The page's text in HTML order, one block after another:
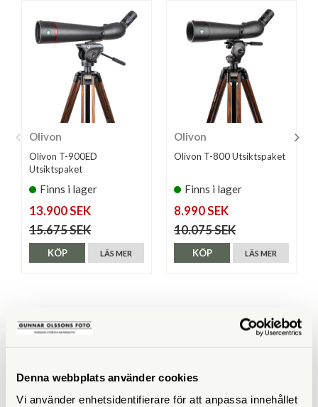
Denna webbplats använder cookies
Vi använder enhetsidentifierare för att anpassa innehållet
Olivon
Olivon T-900ED
Utsiktspaket
Finns i lager
13.900 SEK
15.675 SEK
LÄS MER
KÖP
Olivon
Olivon T-800 Utsiktspaket
Finns i lager
8.990 SEK
10.075 SEK
LÄS MER
KÖP
Totalvikt (kg) ca 5,3